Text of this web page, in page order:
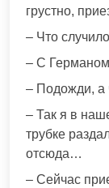
грустно,
– Что
– С
– Подожди, а
– Так я в
трубке
отсюда…
– Сейчас